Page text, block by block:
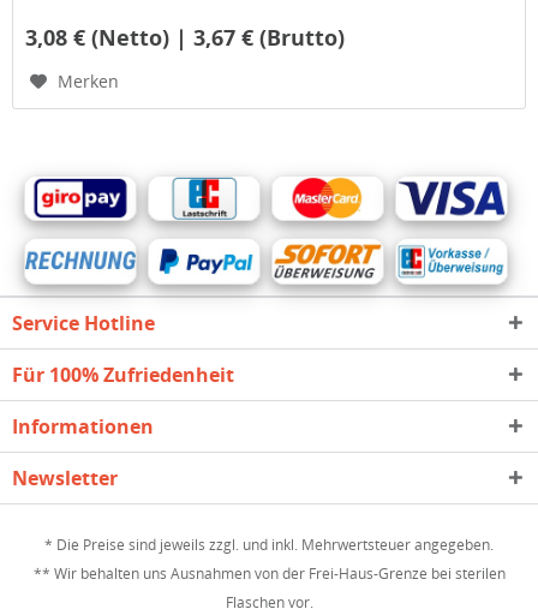
3,08 € (Netto) | 3,67 € (Brutto)
Merken
Service Hotline
Für 100% Zufriedenheit
Informationen
Newsletter
* Die Preise sind jeweils zzgl. und inkl. Mehrwertsteuer angegeben.
** Wir behalten uns Ausnahmen von der Frei-Haus-Grenze bei sterilen
Flaschen vor.